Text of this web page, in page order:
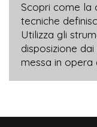
Scopri come la
tecniche
Utilizza gli
disposizione
messa in